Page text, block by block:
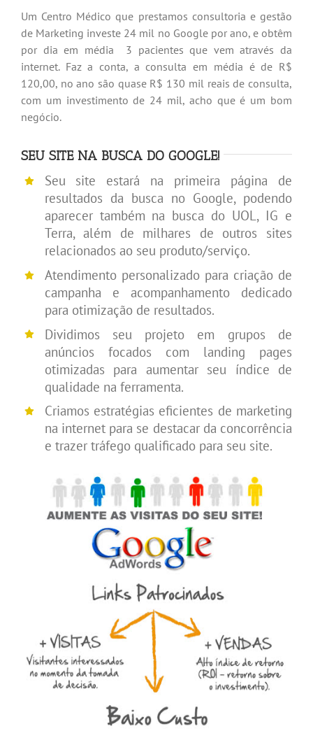
Um Centro Médico que prestamos consultoria e gestão
de Marketing investe 24 mil no Google por ano, e obtêm
por dia em média 3 pacientes que vem através da
internet. Faz a conta, a consulta em média é de R$
120,00, no ano são quase R$ 130 mil reais de consulta,
com um investimento de 24 mil, acho que é um bom
negócio.
SEU SITE NA BUSCA DO GOOGLE!
Seu site estará na primeira página de
resultados da busca no Google, podendo
aparecer também na busca do UOL, IG e
Terra, além de milhares de outros sites
relacionados ao seu produto/serviço.
Atendimento personalizado para criação de
campanha e acompanhamento dedicado
para otimização de resultados.
Dividimos seu projeto em grupos de
anúncios focados com landing pages
otimizadas para aumentar seu índice de
qualidade na ferramenta.
Criamos estratégias eficientes de marketing
na internet para se destacar da concorrência
e trazer tráfego qualificado para seu site.